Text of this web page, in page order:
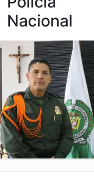
Nacional